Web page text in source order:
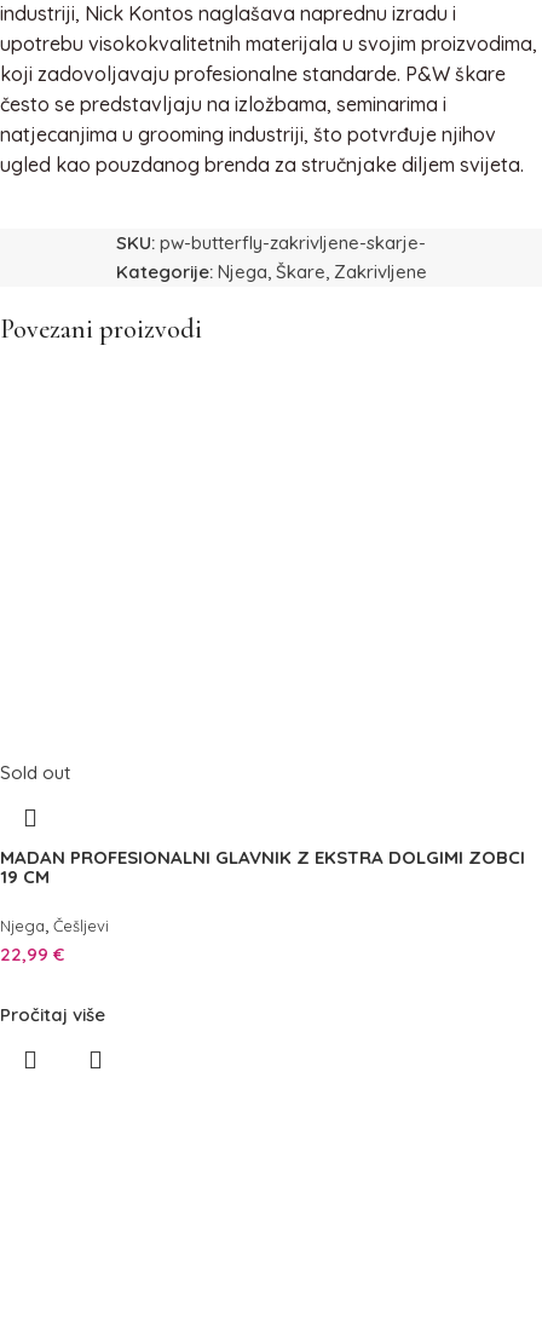
industriji, Nick Kontos naglašava naprednu izradu i
upotrebu visokokvalitetnih materijala u svojim proizvodima,
koji zadovoljavaju profesionalne standarde. P&W škare
često se predstavljaju na izložbama, seminarima i
natjecanjima u grooming industriji, što potvrđuje njihov
ugled kao pouzdanog brenda za stručnjake diljem svijeta.
SKU: pw-butterfly-zakrivljene-skarje-
Kategorije: Njega, Škare, Zakrivljene
Povezani proizvodi
Sold out
MADAN PROFESIONALNI GLAVNIK Z EKSTRA DOLGIMI ZOBCI
19 CM
Njega, Češljevi
22,99 €
Pročitaj više